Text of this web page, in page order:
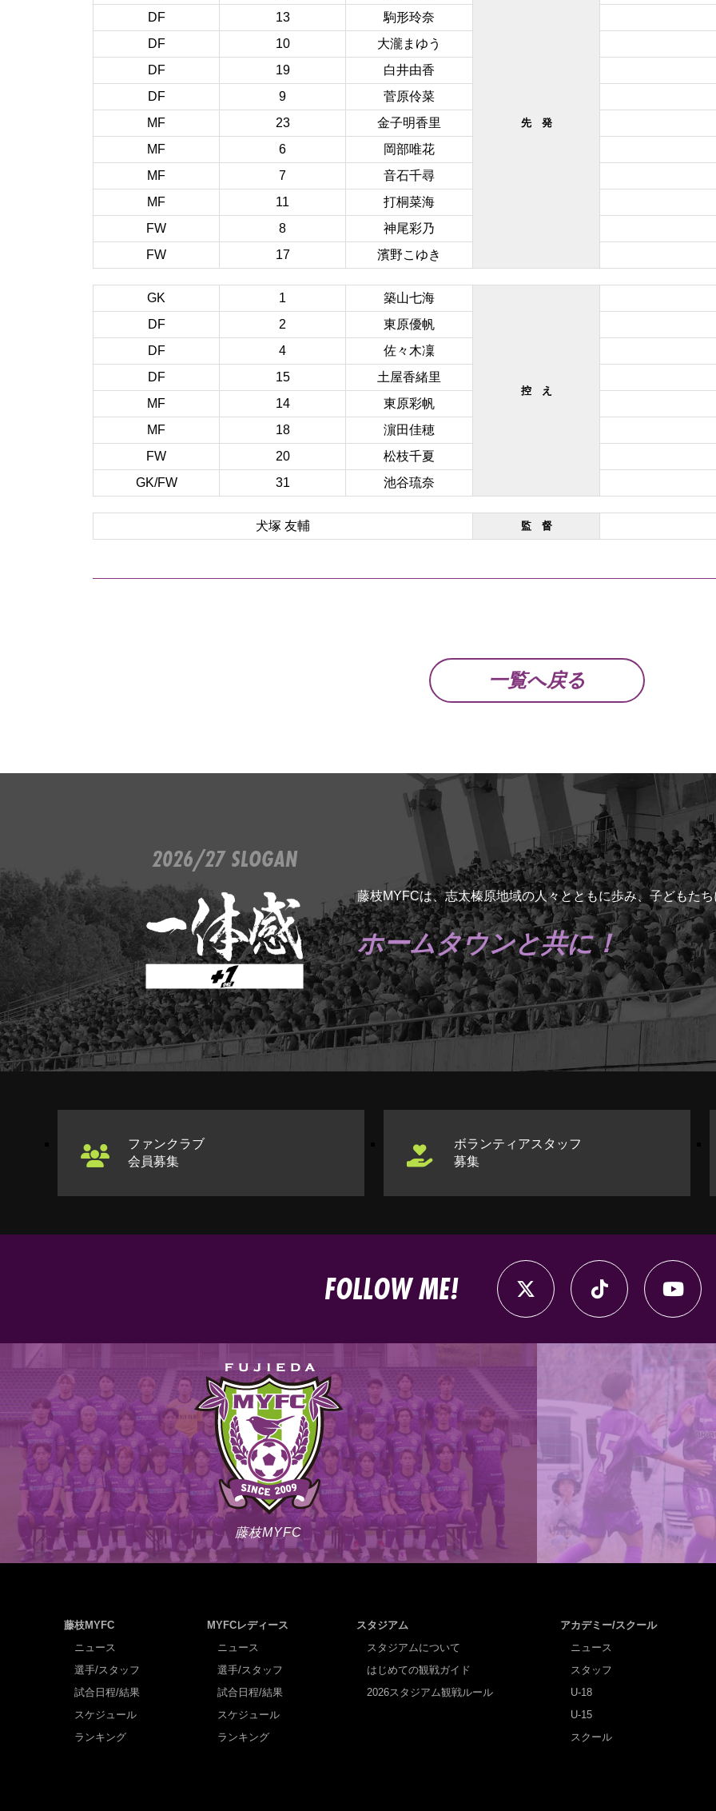
先 発
DF 13
駒形玲奈
DF
10
大瀧まゆう
DF
19
白井由香
DF
9
菅原伶菜
MF
23
金子明香里
MF
6
岡部唯花
MF
7
音石千尋
MF
11
打桐菜海
FW
8
神尾彩乃
FW
17 濱野こゆき
GK 1 築山七海
控 え
DF 2
東原優帆
DF
4
佐々木凜
DF
15
土屋香緒里
MF
14
東原彩帆
MF
18
濵田佳穂
FW
20
松枝千夏
GK/FW
31 池谷琉奈
犬塚 友輔 監 督
一覧へ戻る
2026/27 SLOGAN
藤枝MYFCは、志太榛原地域の人々とともに歩み、子どもた
ホームタウンと共に！
ファンクラブ
会員募集
ボランティアスタッフ
募集
FOLLOW ME!
藤枝MYFC
藤枝MYFC
ニュース
選手/スタッフ
試合日程/結果
スケジュール
ランキング
MYFCレディース
ニュース
選手/スタッフ
試合日程/結果
スケジュール
ランキング
スタジアム
スタジアムについて
はじめての観戦ガイド
2026スタジアム観戦ルール
アカデミー/スクール
ニュース
スタッフ
U-18
U-15
スクール